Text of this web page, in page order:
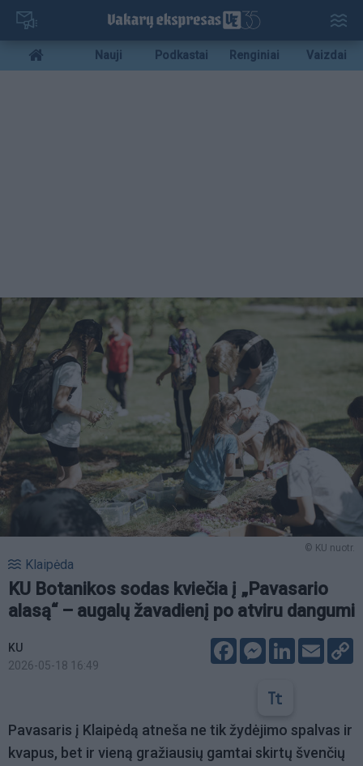
Pereiti
pagrindinį
turinį
Mobile
menu
Nauji Podkastai Renginiai Vaizdai
© KU nuotr.
Klaipėda
KU Botanikos sodas kviečia į „Pavasario
alasą“ – augalų žavadienį po atviru dangumi
KU
2026-05-18 16:49
FacebookMessenger
LinkedIn
Email
Pavasaris į Klaipėdą atneša ne tik žydėjimo spalvas ir
kvapus, bet ir vieną gražiausių gamtai skirtų švenčių